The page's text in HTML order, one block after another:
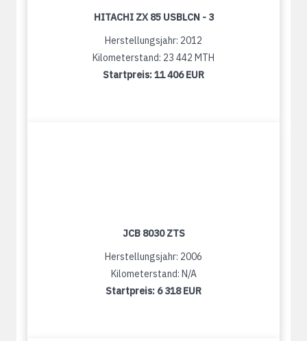
HITACHI ZX 85 USBLCN - 3
Herstellungsjahr: 2012
Kilometerstand: 23 442 MTH
Startpreis:11 406 EUR
JCB 8030 ZTS
Herstellungsjahr: 2006
Kilometerstand: N/A
Startpreis: 6 318 EUR